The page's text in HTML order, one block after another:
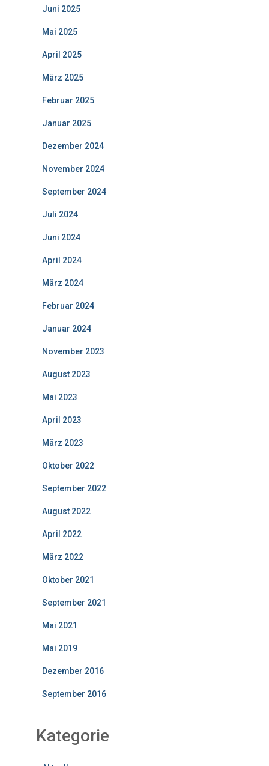
Juni 2025
Mai 2025
April 2025
März 2025
Februar 2025
Januar 2025
Dezember 2024
November 2024
September 2024
Juli 2024
Juni 2024
April 2024
März 2024
Februar 2024
Januar 2024
November 2023
August 2023
Mai 2023
April 2023
März 2023
Oktober 2022
September 2022
August 2022
April 2022
März 2022
Oktober 2021
September 2021
Mai 2021
Mai 2019
Dezember 2016
September 2016
Kategorie